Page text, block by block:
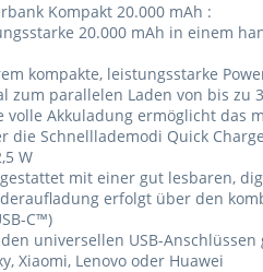
Kompakt 20.000 mAh :
20.000 mAh in einem
kompakte, leistungsstarke
zum parallelen Laden von bis zu
volle Akkuladung ermöglicht das
die Schnelllademodi Quick
W
mit einer gut lesbaren,
erfolgt über den
C™)
universellen USB-
Xiaomi, Lenovo oder Huawei